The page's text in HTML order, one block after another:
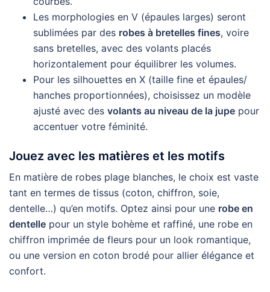
Les morphologies en V (épaules larges) seront
sublimées par des robes à bretelles fines, voire
sans bretelles, avec des volants placés
horizontalement pour équilibrer les volumes.
Pour les silhouettes en X (taille fine et épaules/
hanches proportionnées), choisissez un modèle
ajusté avec des volants au niveau de la jupe pour
accentuer votre féminité.
Jouez avec les matières et les motifs
En matière de robes plage blanches, le choix est vaste
tant en termes de tissus (coton, chiffron, soie,
dentelle…) qu’en motifs. Optez ainsi pour une robe en
dentelle pour un style bohème et raffiné, une robe en
chiffron imprimée de fleurs pour un look romantique,
ou une version en coton brodé pour allier élégance et
confort.